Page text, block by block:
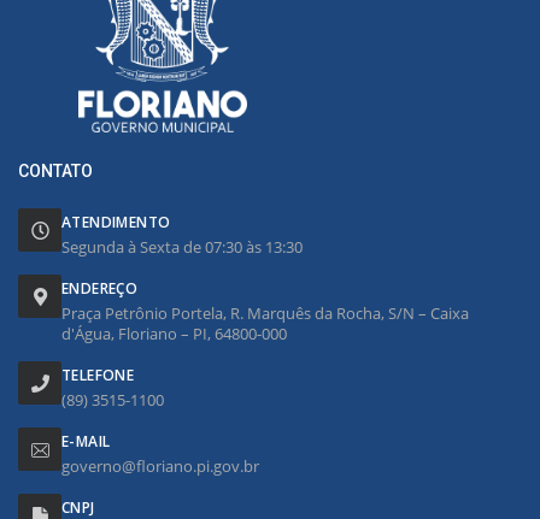
CONTATO
ATENDIMENTO
Segunda à Sexta de 07:30 às 13:30
ENDEREÇO
Praça Petrônio Portela, R. Marquês da Rocha, S/N – Caixa
d'Água, Floriano – PI, 64800-000
TELEFONE
(89) 3515-1100
E-MAIL
governo@floriano.pi.gov.br
CNPJ